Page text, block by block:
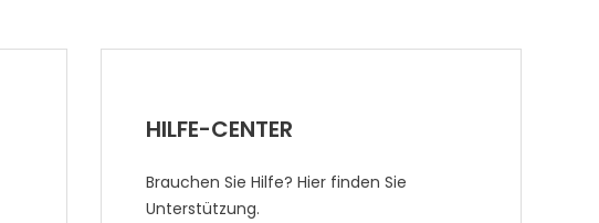
HILFE-CENTER
Brauchen Sie Hilfe? Hier finden Sie
Unterstützung.